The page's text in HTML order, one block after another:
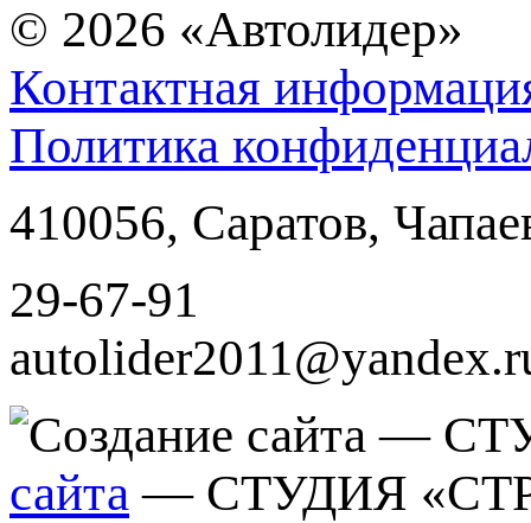
© 2026 «Автолидер»
Контактная
Политика
410056, Саратов,
29-67-91
сайта — СТУДИЯ